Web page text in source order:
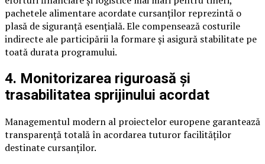
pachetele alimentare acordate cursanților reprezintă o
plasă de siguranță esențială. Ele compensează costurile
indirecte ale participării la formare și asigură stabilitate pe
toată durata programului.
4. Monitorizarea riguroasă și
trasabilitatea sprijinului acordat
Managementul modern al proiectelor europene garantează
transparență totală în acordarea tuturor facilităților
destinate cursanților.